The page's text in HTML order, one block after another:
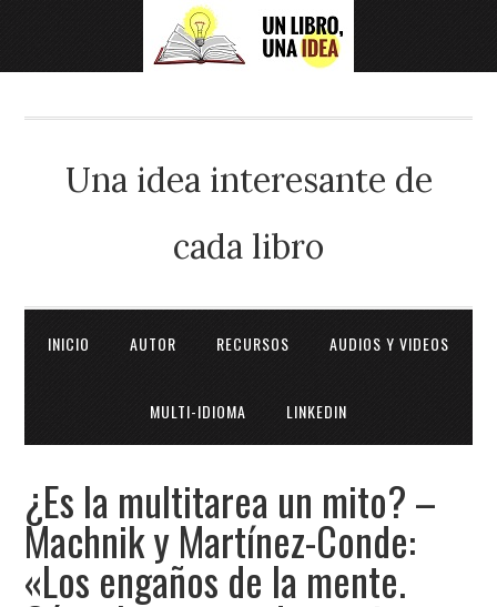
Una idea interesante de
cada libro
INICIO AUTOR RECURSOS AUDIOS Y VIDEOS
MULTI-IDIOMA LINKEDIN
¿Es la multitarea un mito? –
Machnik y Martínez-Conde:
«Los engaños de la mente.